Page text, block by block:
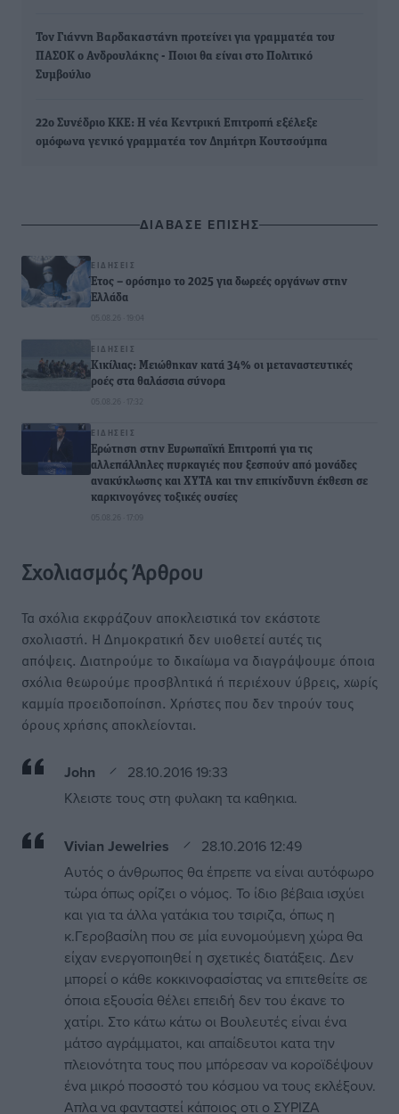
Τον Γιάννη Βαρδακαστάνη προτείνει για γραμματέα του
ΠΑΣΟΚ ο Ανδρουλάκης - Ποιοι θα είναι στο Πολιτικό
Συμβούλιο
22ο Συνέδριο ΚΚΕ: Η νέα Κεντρική Επιτροπή εξέλεξε
ομόφωνα γενικό γραμματέα τον Δημήτρη Κουτσούμπα
ΔΙΑΒΑΣΕ ΕΠΙΣΗΣ
ΕΙΔΉΣΕΙΣ
Έτος – ορόσημο το 2025 για δωρεές οργάνων στην
Ελλάδα
05.08.26 · 19:04
ΕΙΔΉΣΕΙΣ
Κικίλιας: Μειώθηκαν κατά 34% οι μεταναστευτικές
ροές στα θαλάσσια σύνορα
05.08.26 · 17:32
ΕΙΔΉΣΕΙΣ
Ερώτηση στην Ευρωπαϊκή Επιτροπή για τις
αλλεπάλληλες πυρκαγιές που ξεσπούν από μονάδες
ανακύκλωσης και ΧΥΤΑ και την επικίνδυνη έκθεση σε
καρκινογόνες τοξικές ουσίες
05.08.26 · 17:09
Σχολιασμός Άρθρου
Τα σχόλια εκφράζουν αποκλειστικά τον εκάστοτε
σχολιαστή. Η Δημοκρατική δεν υιοθετεί αυτές τις
απόψεις. Διατηρούμε το δικαίωμα να διαγράψουμε όποια
σχόλια θεωρούμε προσβλητικά ή περιέχουν ύβρεις, χωρίς
καμμία προειδοποίηση. Χρήστες που δεν τηρούν τους
όρους χρήσης αποκλείονται.
John
28.10.2016 19:33
Κλειστε τους στη φυλακη τα καθηκια.
Vivian Jewelries
28.10.2016 12:49
Αυτός ο άνθρωπος θα έπρεπε να είναι αυτόφωρο
τώρα όπως ορίζει ο νόμος. Το ίδιο βέβαια ισχύει
και για τα άλλα γατάκια του τσιριζα, όπως η
κ.Γεροβασίλη που σε μία ευνομούμενη χώρα θα
είχαν ενεργοποιηθεί η σχετικές διατάξεις. Δεν
μπορεί ο κάθε κοκκινοφασίστας να επιτεθείτε σε
όποια εξουσία θέλει επειδή δεν του έκανε το
χατίρι. Στο κάτω κάτω οι Βουλευτές είναι ένα
μάτσο αγράμματοι, και απαίδευτοι κατα την
πλειονότητα τους που μπόρεσαν να κοροϊδέψουν
ένα μικρό ποσοστό του κόσμου να τους εκλέξουν.
Απλα να φανταστεί κάποιος οτι ο ΣΥΡΙΖΑ